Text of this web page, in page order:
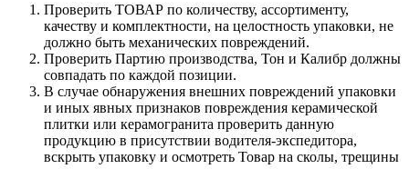
Проверить ТОВАР по количеству, ассортименту,
качеству и комплектности, на целостность упаковки, не
должно быть механических повреждений.
Проверить Партию производства, Тон и Калибр должны
совпадать по каждой позиции.
В случае обнаружения внешних повреждений упаковки
и иных явных признаков повреждения керамической
плитки или керамогранита проверить данную
продукцию в присутствии водителя-экспедитора,
вскрыть упаковку и осмотреть Товар на сколы, трещины